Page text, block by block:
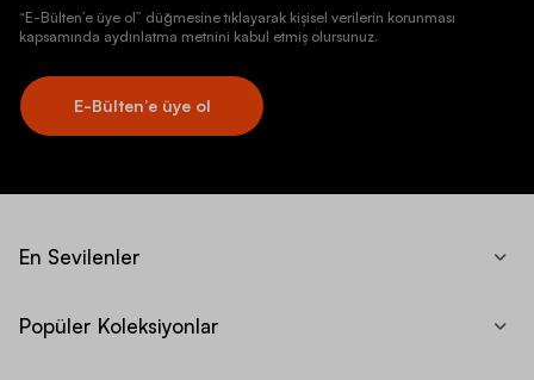
“E-Bülten’e üye ol” düğmesine tıklayarak kişisel verilerin korunması
kapsamında aydınlatma metnini kabul etmiş olursunuz.
E-Bülten’e üye ol
En Sevilenler
Popüler Koleksiyonlar